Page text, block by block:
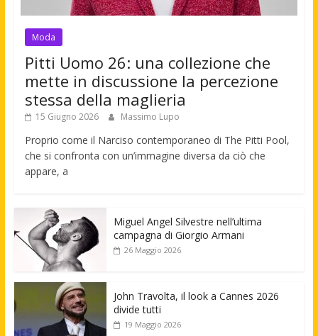
Moda
Pitti Uomo 26: una collezione che
mette in discussione la percezione
stessa della maglieria
15 Giugno 2026 Massimo Lupo
Proprio come il Narciso contemporaneo di The Pitti Pool,
che si confronta con un’immagine diversa da ciò che
appare, a
Miguel Angel Silvestre nell’ultima
campagna di Giorgio Armani
26 Maggio 2026
John Travolta, il look a Cannes 2026
divide tutti
19 Maggio 2026